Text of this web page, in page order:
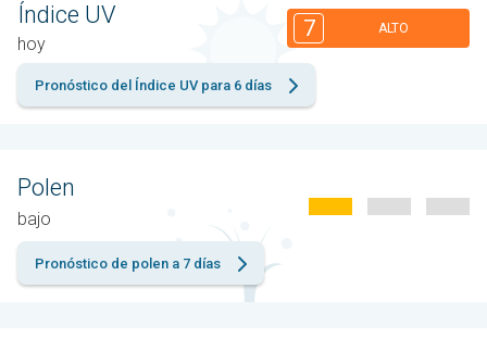
Índice UV
hoy
7 ALTO
Pronóstico del Índice UV para 6 días
Polen
bajo
Pronóstico de polen a 7 días